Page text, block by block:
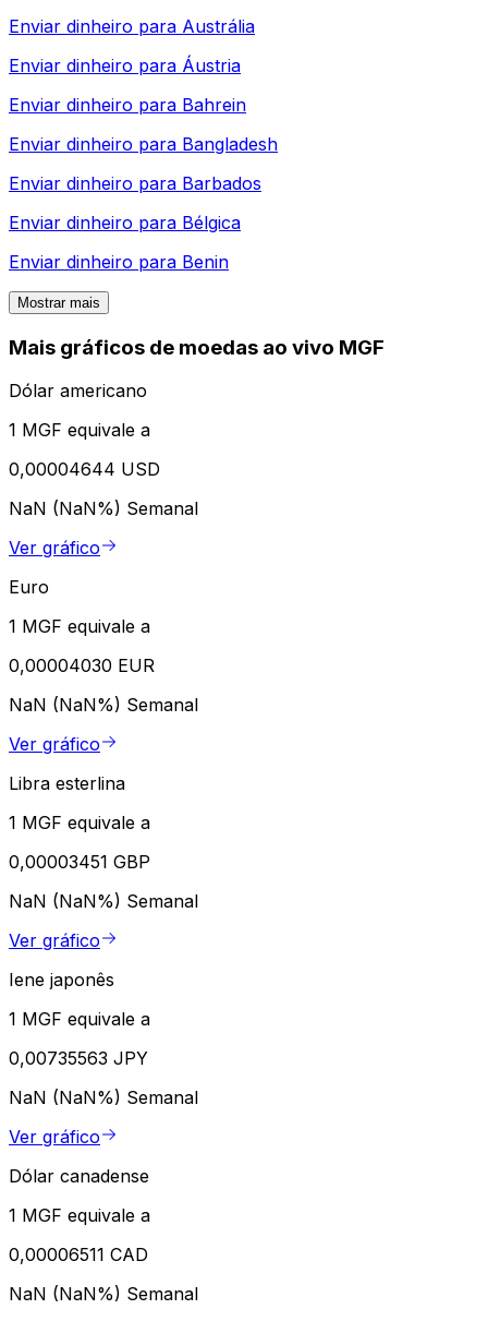
Enviar dinheiro para Austrália
Enviar dinheiro para Áustria
Enviar dinheiro para Bahrein
Enviar dinheiro para Bangladesh
Enviar dinheiro para Barbados
Enviar dinheiro para Bélgica
Enviar dinheiro para Benin
Mostrar mais
Mais gráficos de moedas ao vivo MGF
Dólar americano
1 MGF equivale a
0,00004644 USD
NaN (NaN%) Semanal
Ver gráfico
Euro
1 MGF equivale a
0,00004030 EUR
NaN (NaN%) Semanal
Ver gráfico
Libra esterlina
1 MGF equivale a
0,00003451 GBP
NaN (NaN%) Semanal
Ver gráfico
Iene japonês
1 MGF equivale a
0,00735563 JPY
NaN (NaN%) Semanal
Ver gráfico
Dólar canadense
1 MGF equivale a
0,00006511 CAD
NaN (NaN%) Semanal